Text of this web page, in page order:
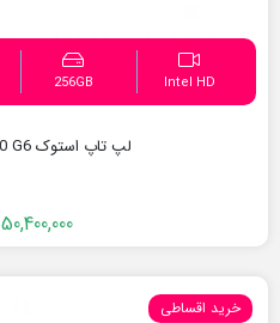
Intel HD
256GB
لپ تاپ استوک HP ProBook 450 G6
50,400,000
خرید اقساطی